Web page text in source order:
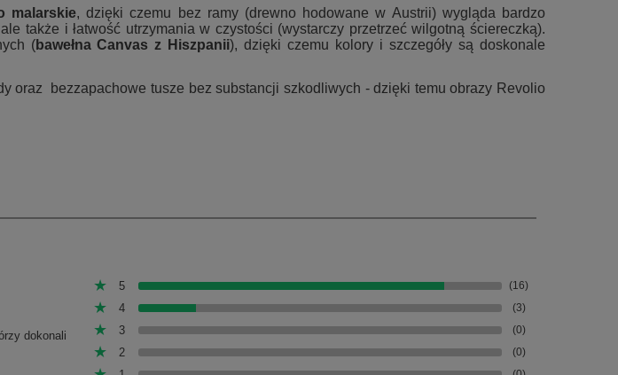
malarskie, dzięki czemu bez ramy (drewno hodowane w Austrii) wygląda bardzo
także i łatwość utrzymania w czystości (wystarczy przetrzeć wilgotną ściereczką).
(bawełna Canvas z Hiszpanii), dzięki czemu kolory i szczegóły są doskonale
oraz bezzapachowe tusze bez substancji szkodliwych - dzięki temu obrazy Revolio
dokonali
5 (16)
4 (3)
3 (0)
2 (0)